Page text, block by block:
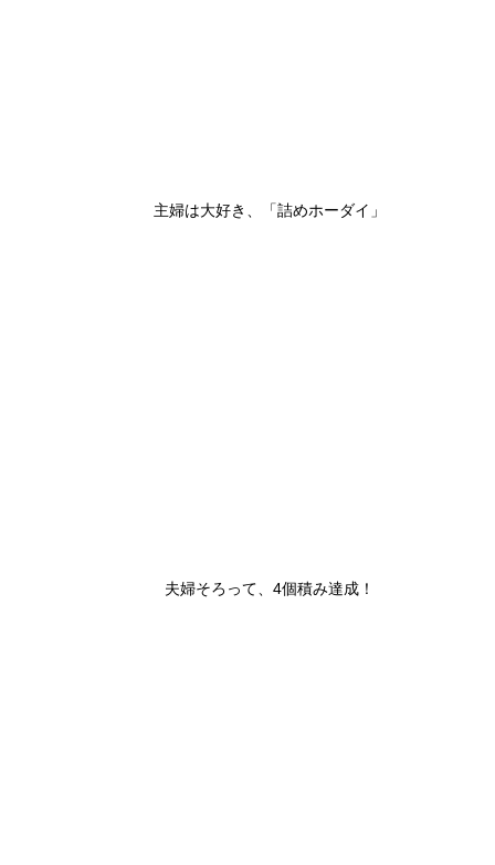
主婦は大好き、「詰めホーダイ」
夫婦そろって、4個積み達成！